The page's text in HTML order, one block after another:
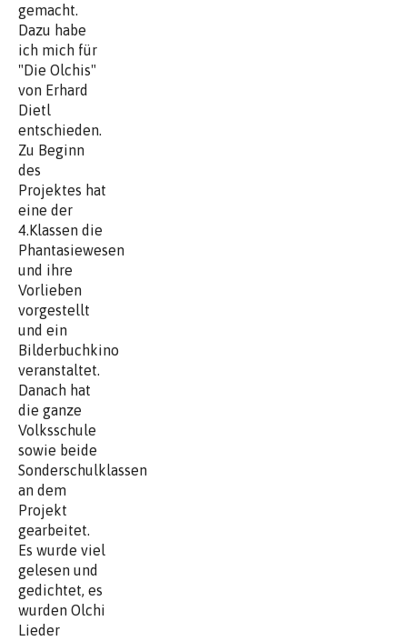
gemacht.
Dazu habe
ich mich für
"Die Olchis"
von Erhard
Dietl
entschieden.
Zu Beginn
des
Projektes hat
eine der
4.Klassen die
Phantasiewesen
und ihre
Vorlieben
vorgestellt
und ein
Bilderbuchkino
veranstaltet.
Danach hat
die ganze
Volksschule
sowie beide
Sonderschulklassen
an dem
Projekt
gearbeitet.
Es wurde viel
gelesen und
gedichtet, es
wurden Olchi
Lieder